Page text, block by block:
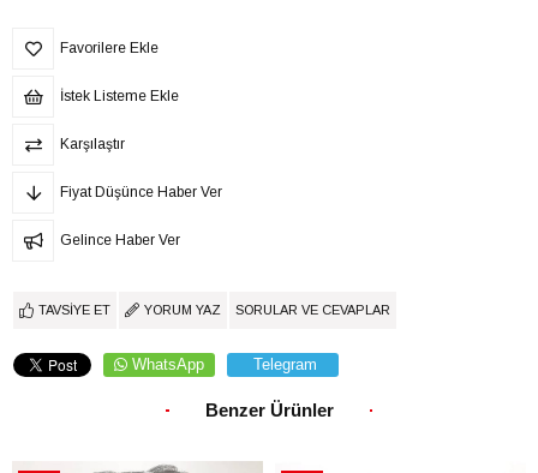
Favorilere Ekle
İstek Listeme Ekle
Karşılaştır
Fiyat Düşünce Haber Ver
Gelince Haber Ver
TAVSIYE ET YORUM YAZ SORULAR VE CEVAPLAR
WhatsApp Telegram
Benzer Ürünler